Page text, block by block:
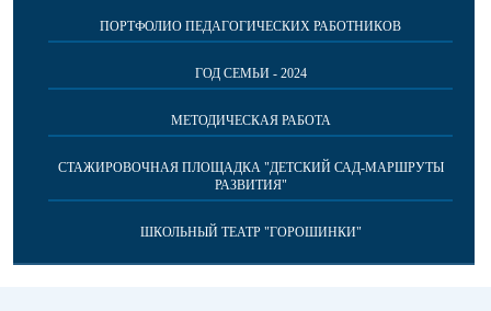
ПОРТФОЛИО ПЕДАГОГИЧЕСКИХ РАБОТНИКОВ
ГОД СЕМЬИ - 2024
МЕТОДИЧЕСКАЯ РАБОТА
СТАЖИРОВОЧНАЯ ПЛОЩАДКА "ДЕТСКИЙ САД-МАРШРУТЫ
РАЗВИТИЯ"
ШКОЛЬНЫЙ ТЕАТР "ГОРОШИНКИ"